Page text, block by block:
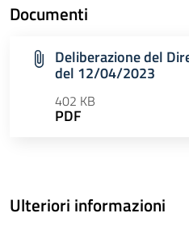
Documenti
Deliberazione del
del 12/04/2023
402 KB
PDF
Ulteriori informazioni